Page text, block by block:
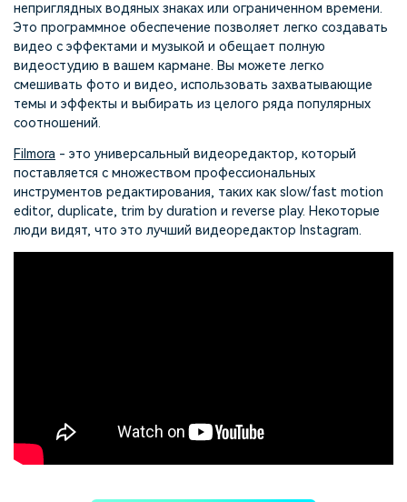
неприглядных водяных знаках или ограниченном времени.
Это программное обеспечение позволяет легко создавать
видео с эффектами и музыкой и обещает полную
видеостудию в вашем кармане. Вы можете легко
смешивать фото и видео, использовать захватывающие
темы и эффекты и выбирать из целого ряда популярных
соотношений.
Filmora - это универсальный видеоредактор, который
поставляется с множеством профессиональных
инструментов редактирования, таких как slow/fast motion
editor, duplicate, trim by duration и reverse play. Некоторые
люди видят, что это лучший видеоредактор Instagram.